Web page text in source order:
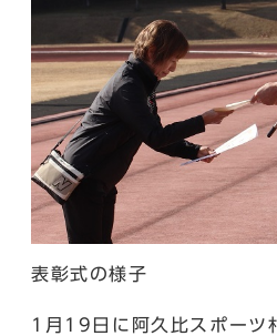
表彰式の様子
1月19日に阿久比スポーツ